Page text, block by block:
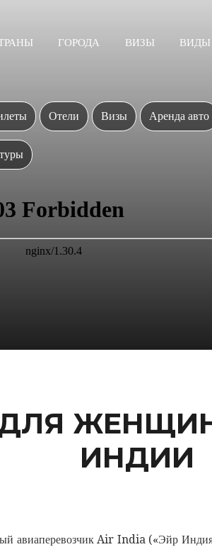
ГОРОДА ВИЗЫ ВИДЫ
Отели Визы Аренда авто
ИНДИИ
Air India («Эйр